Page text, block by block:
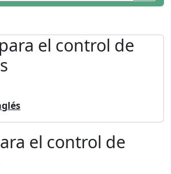
el control de
el control de